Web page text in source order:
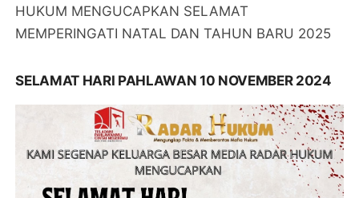
HUKUM MENGUCAPKAN SELAMAT
MEMPERINGATI NATAL DAN TAHUN BARU 2025
SELAMAT HARI PAHLAWAN 10 NOVEMBER 2024